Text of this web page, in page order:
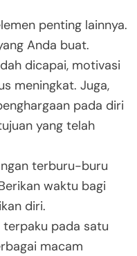
penting lainnya.
Anda buat.
dicapai, motivasi
meningkat. Juga,
pada diri
yang telah
terburu-buru
waktu bagi
diri.
terpaku pada satu
macam